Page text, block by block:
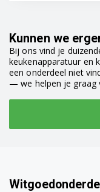
Kunnen we
Bij ons vind je
keukenapparatuur en
een onderdeel niet
— we helpen je graag